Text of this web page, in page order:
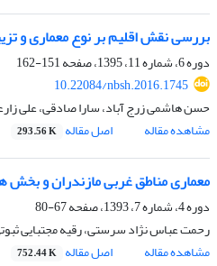
بررسی نقش اقلیم بر نوع معماری و
دوره 6، شماره 11، 1395، صفحه
151-162
10.22084/nbsh.2016.1745
حسن هاشمی زرج آباد، سارا صادقی، علی
مشاهده مقاله
اصل مقاله 293.56 K
معماری مناطق غربی مازندران و
دوره 4، شماره 7، 1393، صفحه
67-80
رحمت عباس نژاد سرستی، رقیه مجتبایی
مشاهده مقاله
اصل مقاله 752.44 K